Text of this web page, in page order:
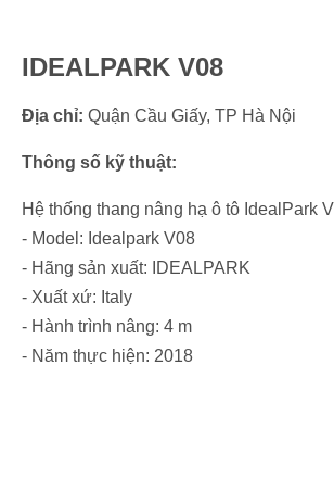
IDEALPARK V08
Địa chỉ: Quận Cầu Giấy, TP Hà Nội
Thông số kỹ thuật:
Hệ thống thang nâng hạ ô tô IdealPark
- Model: Idealpark V08
- Hãng sản xuất: IDEALPARK
- Xuất xứ: Italy
- Hành trình nâng: 4 m
- Năm thực hiện: 2018